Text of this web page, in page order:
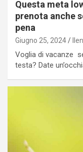
Questa meta
prenota anche
pena
Giugno 25, 2024
Voglia di vacanze
testa? Date